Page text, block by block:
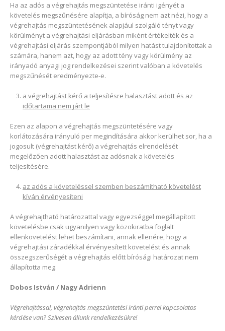
Ha az adós a végrehajtás megszüntetése iránti igényét a
követelés megszűnésére alapítja, a bíróság nem azt nézi, hogy a
végrehajtás megszüntetésének alapjául szolgáló tényt vagy
körülményt a végrehajtási eljárásban miként értékelték és a
végrehajtási eljárás szempontjából milyen hatást tulajdonítottak a
számára, hanem azt, hogy az adott tény vagy körülmény az
irányadó anyagi jog rendelkezései szerint valóban a követelés
megszűnését eredményezte-e.
a végrehajtást kérő a teljesítésre halasztást adott és az
időtartama nem járt le
Ezen az alapon a végrehajtás megszüntetésére vagy
korlátozására irányuló per megindítására akkor kerülhet sor, ha a
jogosult (végrehajtást kérő) a végrehajtás elrendelését
megelőzően adott halasztást az adósnak a követelés
teljesítésére.
az adós a követeléssel szemben beszámítható követelést
kíván érvényesíteni
A végrehajtható határozattal vagy egyezséggel megállapított
követelésbe csak ugyanilyen vagy közokiratba foglalt
ellenkövetelést lehet beszámítani, annak ellenére, hogy a
végrehajtási záradékkal érvényesített követelést és annak
összegszerűségét a végrehajtás előtt bírósági határozat nem
állapította meg.
Dobos István / Nagy Adrienn
Végrehajtással, végrehajtás megszüntetési iránti perrel kapcsolatos
kérdése van? Szívesen állunk rendelkezésükre!